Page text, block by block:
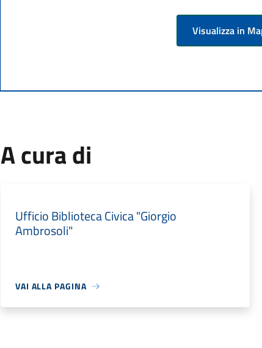
Visualizza in
A cura di
Ufficio Biblioteca Civica "Giorgio
Ambrosoli"
VAI ALLA PAGINA